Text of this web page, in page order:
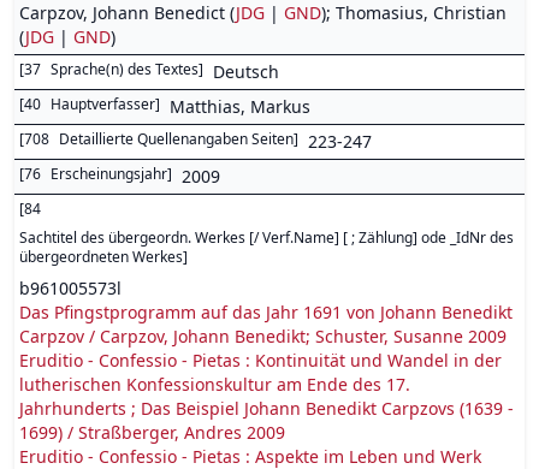
Carpzov, Johann Benedict (JDG | GND); Thomasius, Christian
(JDG | GND)
[37 Sprache(n) des Textes] Deutsch
[40 Hauptverfasser] Matthias, Markus
[708 Detaillierte Quellenangaben Seiten] 223-247
[76 Erscheinungsjahr] 2009
[84
Sachtitel des übergeordn. Werkes [/ Verf.Name] [ ; Zählung] ode _IdNr des
übergeordneten Werkes]
b961005573l
Das Pfingstprogramm auf das Jahr 1691 von Johann Benedikt
Carpzov / Carpzov, Johann Benedikt; Schuster, Susanne 2009
Eruditio - Confessio - Pietas : Kontinuität und Wandel in der
lutherischen Konfessionskultur am Ende des 17.
Jahrhunderts ; Das Beispiel Johann Benedikt Carpzovs (1639 -
1699) / Straßberger, Andres 2009
Eruditio - Confessio - Pietas : Aspekte im Leben und Werk